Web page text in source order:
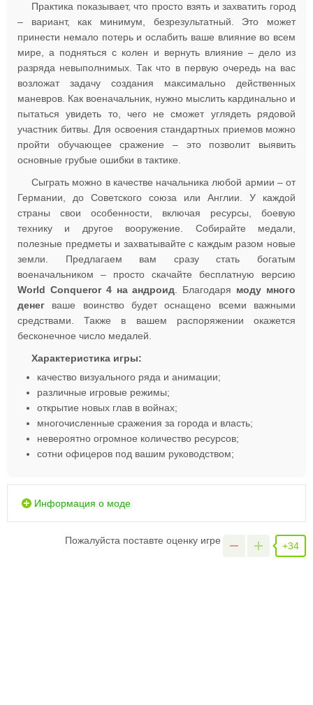
Практика показывает, что просто взять и захватить город
– вариант, как минимум, безрезультатный. Это может
принести немало потерь и ослабить ваше влияние во всем
мире, а подняться с колен и вернуть влияние – дело из
разряда невыполнимых. Так что в первую очередь на вас
возложат задачу создания максимально действенных
маневров. Как военачальник, нужно мыслить кардинально и
пытаться увидеть то, чего не сможет углядеть рядовой
участник битвы. Для освоения стандартных приемов можно
пройти обучающее сражение – это позволит выявить
основные грубые ошибки в тактике.
Сыграть можно в качестве начальника любой армии – от
Германии, до Советского союза или Англии. У каждой
страны свои особенности, включая ресурсы, боевую
технику и другое вооружение. Собирайте медали,
полезные предметы и захватывайте с каждым разом новые
земли. Предлагаем вам сразу стать богатым
военачальником – просто скачайте бесплатную версию
World Conqueror 4 на андроид . Благодаря моду много
денег ваше воинство будет оснащено всеми важными
средствами. Также в вашем распоряжении окажется
бесконечное число медалей.
Характеристика игры:
качество визуального ряда и анимации;
различные игровые режимы;
открытие новых глав в войнах;
многочисленные сражения за города и власть;
невероятно огромное количество ресурсов;
сотни офицеров под вашим руководством;
Информация о моде
Пожалуйста поставте оценку игре +34